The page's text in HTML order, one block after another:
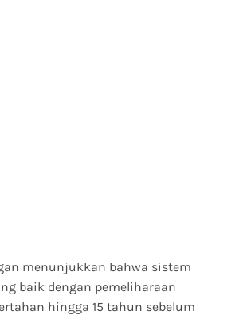
menunjukkan bahwa sistem
baik dengan pemeliharaan
hingga 15 tahun sebelum